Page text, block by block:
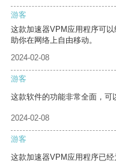
游客
这款加速器VPM应用程序可
助你在网络上自由移动。
2024-02-08
游客
这款软件的功能非常全面，可
2024-02-08
游客
这款加速器VPM应用程序已经